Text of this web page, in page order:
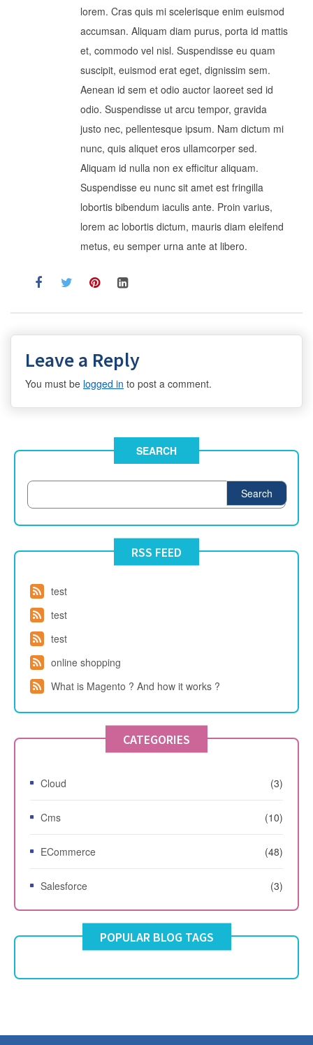
lorem. Cras quis mi scelerisque enim euismod
accumsan. Aliquam diam purus, porta id mattis
et, commodo vel nisl. Suspendisse eu quam
suscipit, euismod erat eget, dignissim sem.
Aenean id sem et odio auctor laoreet sed id
odio. Suspendisse ut arcu tempor, gravida
justo nec, pellentesque ipsum. Nam dictum mi
nunc, quis aliquet eros ullamcorper sed.
Aliquam id nulla non ex efficitur aliquam.
Suspendisse eu nunc sit amet est fringilla
lobortis bibendum iaculis ante. Proin varius,
lorem ac lobortis dictum, mauris diam eleifend
metus, eu semper urna ante at libero.
Leave a Reply
You must be logged in to post a comment.
SEARCH
Search
RSS FEED
test
test
test
online shopping
What is Magento ? And how it works ?
CATEGORIES
Cloud (3)
Cms (10)
ECommerce (48)
Salesforce (3)
POPULAR BLOG TAGS